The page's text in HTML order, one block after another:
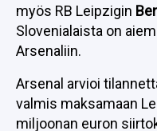
myös RB Leipzigin
Slovenialaista on
Arsenaliin.
Arsenal arvioi
valmis maksamaan
miljoonan euron